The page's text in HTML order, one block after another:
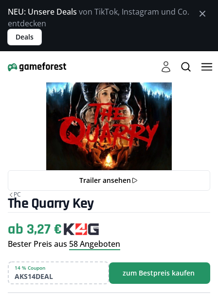
NEU: Unsere Deals von TikTok, Instagram und Co.
entdecken
Deals
Trailer ansehen
PC
The Quarry Key
ab 3,27 €
Bester Preis aus 58 Angeboten
14 % Coupon
AKS14DEAL zum Bestpreis kaufen